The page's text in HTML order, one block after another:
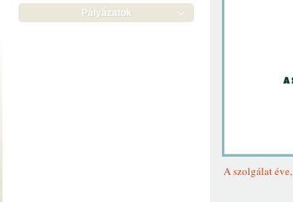
Pályázatok
A szolgálat éve,